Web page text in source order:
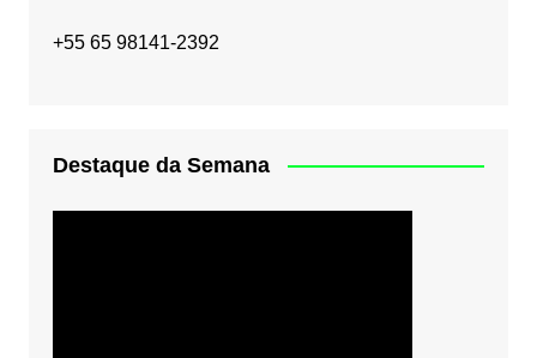
+55 65 98141-2392
Destaque da Semana